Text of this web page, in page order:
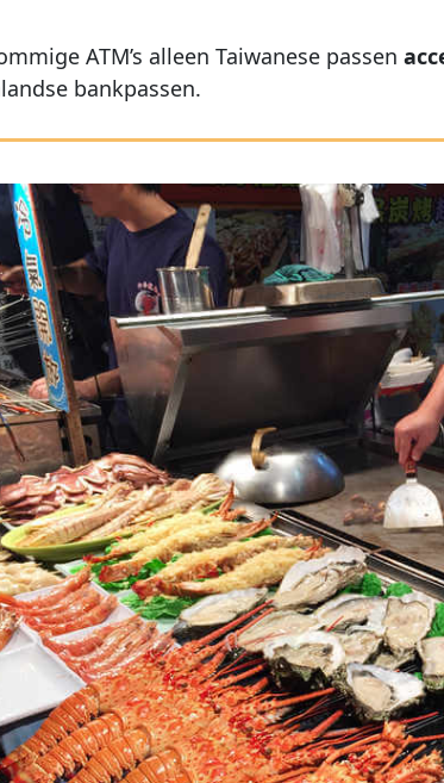
ATM’s alleen Taiwanese passen
bankpassen.